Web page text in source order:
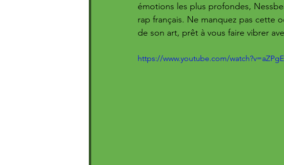
émotions les plus profondes,
rap français. Ne manquez pas cette
de son art, prêt à vous faire vibrer
https://www.youtube.com/